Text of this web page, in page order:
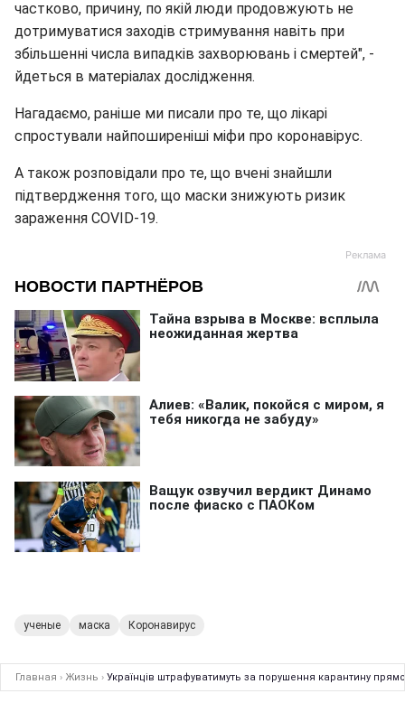
частково, причину, по якій люди продовжують не
дотримуватися заходів стримування навіть при
збільшенні числа випадків захворювань і смертей", -
йдеться в матеріалах дослідження.
Нагадаємо, раніше ми писали про те, що лікарі
спростували найпоширеніші міфи про коронавірус.
А також розповідали про те, що вчені знайшли
підтвердження того, що маски знижують ризик
зараження COVID-19.
ученые маска Коронавирус
Главная › Жизнь › Українців штрафуватимуть за порушення карантину прямо